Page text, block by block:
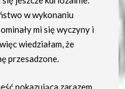
w wykonaniu
mi się wyczyny i
wiedziałam, że
przesadzone.
pokazująca zarazem